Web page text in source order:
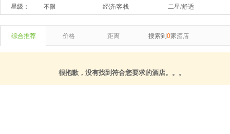
星级： 不限 经济/客栈 二星/舒适
综合推荐 价格 距离 搜索到 0家酒店
很抱歉，没有找到符合您要求的酒店。。。